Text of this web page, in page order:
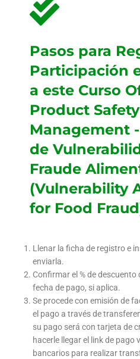
Pasos para
Participación
a este Curso
Product Safety
Management
de
Fraude
(Vulnerability
for Food
Llenar la ficha de registro e
enviarla.
Confirmar el % de
fecha de pago, si aplica.
Se procede con emisión de
el pago a través de
su pago será con tarjeta de
hacerle llegar el link de pago
bancarios para realizar